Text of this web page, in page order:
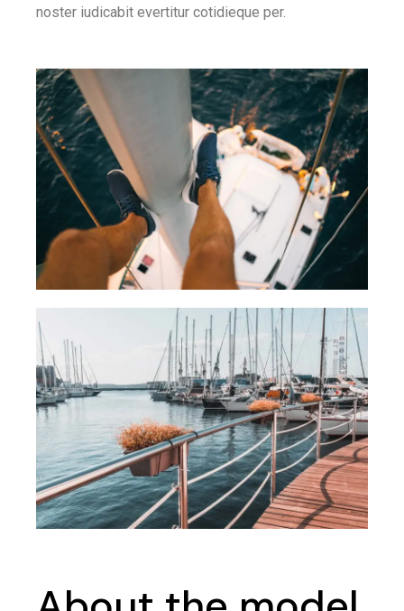
noster iudicabit evertitur cotidieque per.